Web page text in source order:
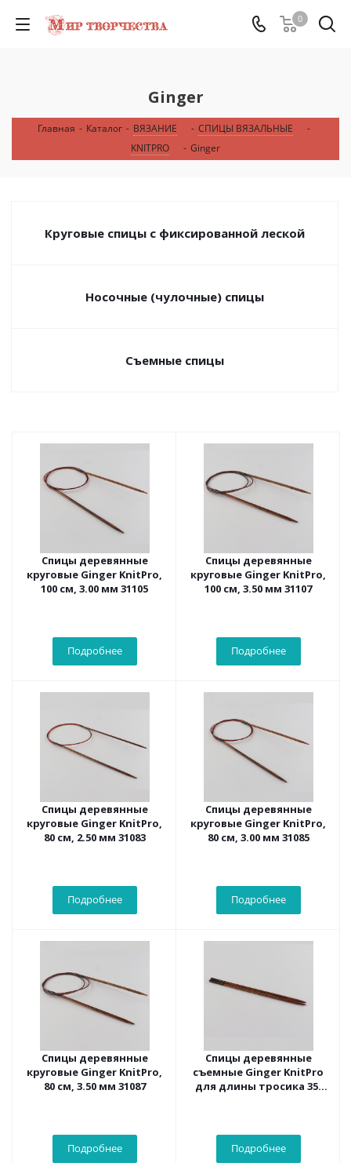
0
Ginger
Главная - Каталог - ВЯЗАНИЕ - СПИЦЫ ВЯЗАЛЬНЫЕ
-
KNITPRO
- Ginger
Круговые спицы с фиксированной леской
Носочные (чулочные) спицы
Съемные спицы
Спицы деревянные
круговые Ginger KnitPro,
100 см, 3.00 мм 31105
Подробнее
Спицы деревянные
круговые Ginger KnitPro,
100 см, 3.50 мм 31107
Подробнее
Спицы деревянные
круговые Ginger KnitPro,
80 см, 2.50 мм 31083
Подробнее
Спицы деревянные
круговые Ginger KnitPro,
80 см, 3.00 мм 31085
Подробнее
Спицы деревянные
круговые Ginger KnitPro,
80 см, 3.50 мм 31087
Подробнее
Спицы деревянные
съемные Ginger KnitPro
для длины тросика 35-
Подробнее